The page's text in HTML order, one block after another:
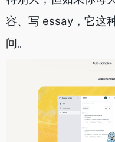
容、写 essay，它这
间。